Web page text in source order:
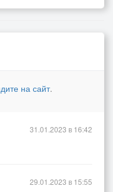
на сайт.
31.01.2023 в 16:42
29.01.2023 в 15:55